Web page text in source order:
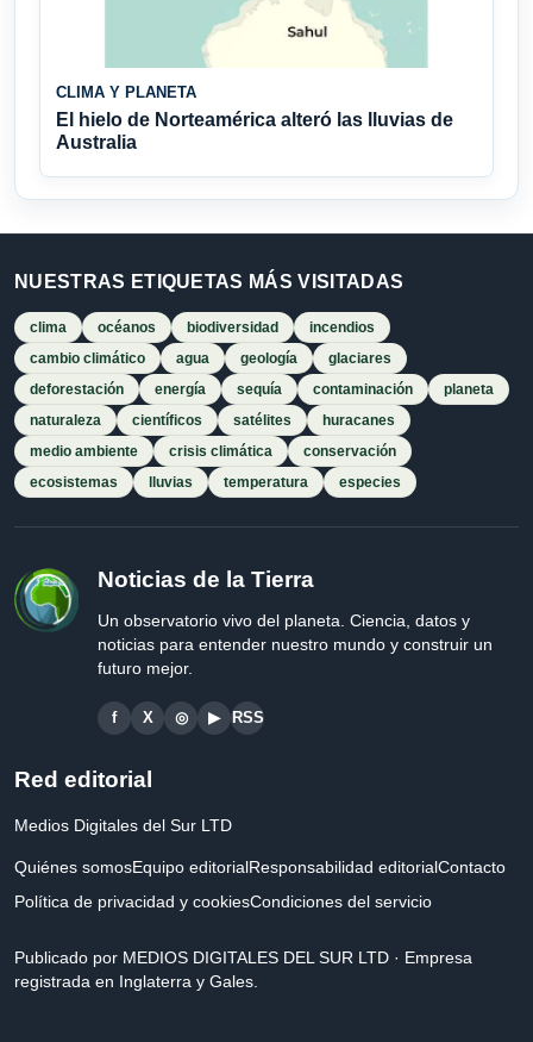
CLIMA Y PLANETA
El hielo de Norteamérica alteró las lluvias de
Australia
NUESTRAS ETIQUETAS MÁS VISITADAS
clima océanos biodiversidad
incendios
cambio climático
agua geología
glaciares
deforestación
energía sequía contaminación
planeta
naturaleza
científicos satélites
huracanes
medio ambiente
crisis climática
conservación
ecosistemas
lluvias temperatura especies
Noticias de la Tierra
Un observatorio vivo del planeta. Ciencia, datos y
noticias para entender nuestro mundo y construir un
futuro mejor.
f X ◎ ▶ RSS
Red editorial
Medios Digitales del Sur LTD
Quiénes somosEquipo editorialResponsabilidad editorialContacto
Política de privacidad y cookiesCondiciones del servicio
Publicado por MEDIOS DIGITALES DEL SUR LTD · Empresa
registrada en Inglaterra y Gales.